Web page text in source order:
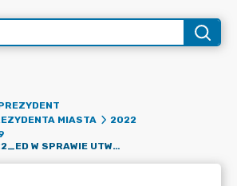
MIASTA
2022
OR.0050.627.2022_ED W SPRAWIE UTWORZENIA ODDZIAŁU PRZYGOTOWAWCZEGO W SZKOLE PODSTAWOWEJ NR 5 W ŻORACH